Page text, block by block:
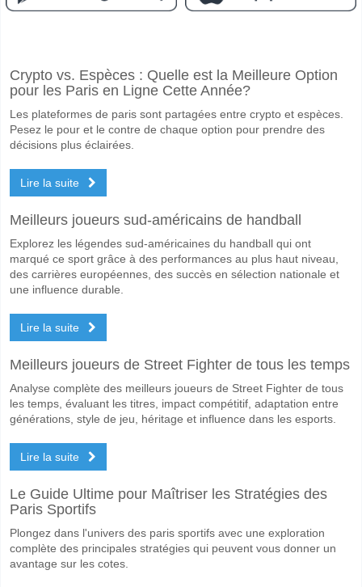
Le match entre AFC Eskilstuna v Arlanda 18 May 2026 18:30.
Un Match Nul dans le match a une probabilité de 37%.
Oui pour Les Deux Équipes Marquent, avec un pourcentage de 69%.
Quel sera le résultat correct attendu entre AFC
Sur le côté risqué, vous pouvez essayer le Résultat Correct de 2-2
Crypto vs. Espèces : Quelle est la Meilleure Option
pour les Paris en Ligne Cette Année?
Les plateformes de paris sont partagées entre crypto et espèces.
Pesez le pour et le contre de chaque option pour prendre des
décisions plus éclairées.
Lire la suite
Meilleurs joueurs sud-américains de handball
Explorez les légendes sud-américaines du handball qui ont
marqué ce sport grâce à des performances au plus haut niveau,
des carrières européennes, des succès en sélection nationale et
une influence durable.
Lire la suite
Meilleurs joueurs de Street Fighter de tous les temps
Analyse complète des meilleurs joueurs de Street Fighter de tous
les temps, évaluant les titres, impact compétitif, adaptation entre
générations, style de jeu, héritage et influence dans les esports.
Lire la suite
Le Guide Ultime pour Maîtriser les Stratégies des
Paris Sportifs
Plongez dans l'univers des paris sportifs avec une exploration
complète des principales stratégies qui peuvent vous donner un
avantage sur les cotes.